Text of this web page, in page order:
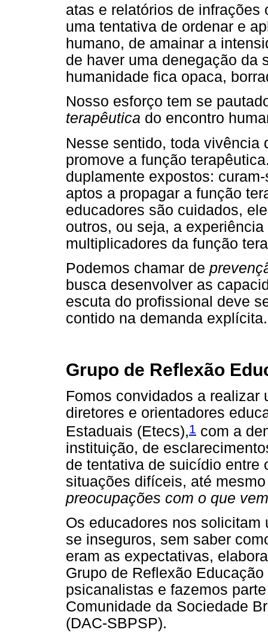
atas e relatórios de
uma tentativa de ordenar e
humano, de amainar a
de haver uma denegação da
humanidade fica opaca,
Nosso esforço tem se
terapêutica do encontro
Nesse sentido, toda vivência
promove a função
duplamente expostos:
aptos a propagar a função
educadores são cuidados,
outros, ou seja, a
multiplicadores da função
Podemos chamar de
busca desenvolver as
escuta do profissional deve
contido na demanda explícita.
Grupo de Reflexão
Fomos convidados a realizar
diretores e orientadores
Estaduais (Etecs),1 com a
instituição, de
de tentativa de suicídio entre
situações difíceis, até
preocupações com o que
Os educadores nos
se inseguros, sem saber
eram as expectativas,
Grupo de Reflexão
psicanalistas e fazemos
Comunidade da Sociedade
(DAC-SBPSP).